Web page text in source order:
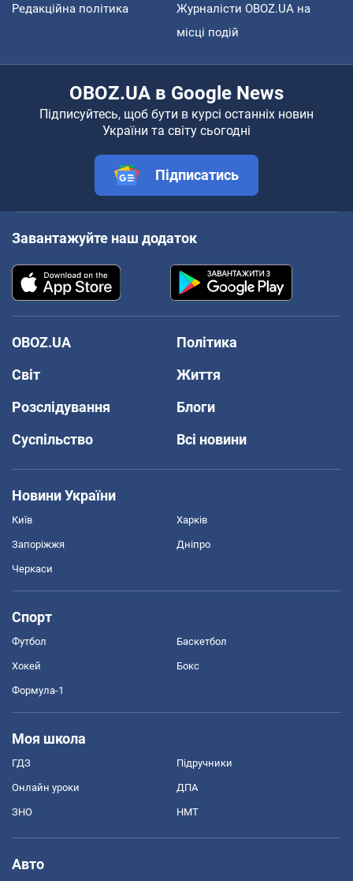
Редакційна політика
Журналісти OBOZ.UA на
місці подій
OBOZ.UA в Google News
Підписуйтесь, щоб бути в курсі останніх новин
України та світу сьогодні
Підписатись
Завантажуйте наш додаток
OBOZ.UA
Політика
Світ
Життя
Розслідування
Блоги
Суспільство
Всі новини
Новини України
Київ Харків
Запоріжжя Дніпро
Черкаси
Спорт
Футбол Баскетбол
Хокей Бокс
Формула-1
Моя школа
ГДЗ Підручники
Онлайн уроки ДПА
ЗНО НМТ
Авто